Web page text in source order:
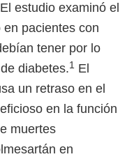
estudio examinó el
pacientes con
tener por lo
diabetes.1 El
un retraso en el
en la función
muertes
en